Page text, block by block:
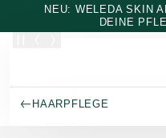
Zum Hauptinhalt wechseln
NEU: WELEDA SKIN
DEINE
HAARPFLEGE